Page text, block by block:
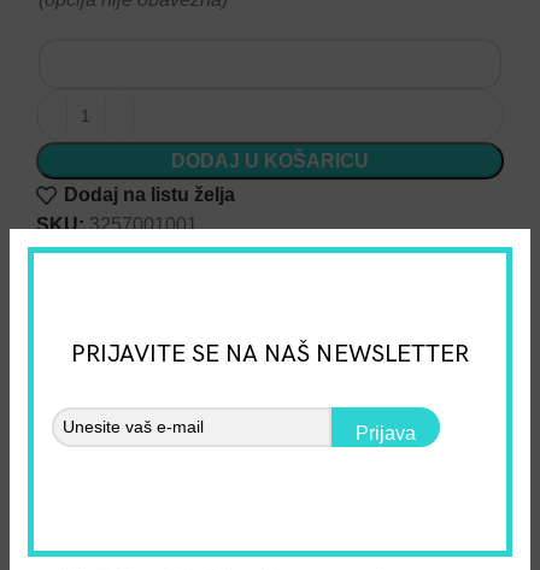
PRIJAVITE SE NA NAŠ NEWSLETTER
Prijava
DODAJ U KOŠARICU
Dodaj na listu želja
SKU:3257001001
Materijal:
Drvo lipa.
Proizvod je ekološki prihvatljiv te je isti moguće